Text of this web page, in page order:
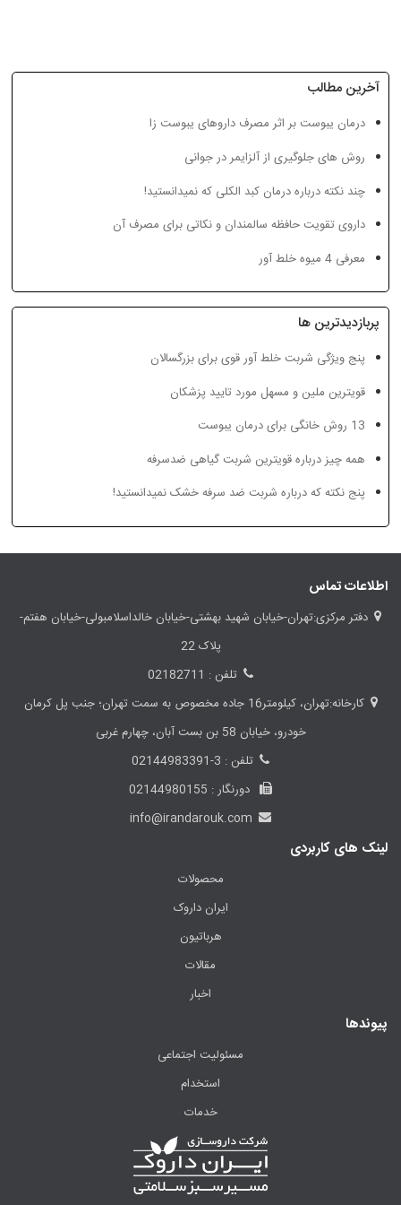
باعث چاقی می‌شوند
تهوع بارداری را با خوردن
زنجبیل مهار کنید.
آخرین مطالب
درمان یبوست بر اثر مصرف داروهای یبوست زا
روش های جلوگیری از آلزایمر در جوانی
چند نکته درباره درمان کبد الکلی که نمیدانستید!
داروی تقویت حافظه سالمندان و نکاتی برای مصرف آن
معرفی 4 میوه خلط آور
پربازدیدترین ها
پنج ویژگی شربت خلط آور قوی برای بزرگسالان
قویترین ملین و مسهل مورد تایید پزشکان
13 روش خانگی برای درمان یبوست
همه چیز درباره قویترین شربت گیاهی ضدسرفه
پنج نکته که درباره شربت ضد سرفه خشک نمیدانستید!
اطلاعات تماس
دفتر مرکزی:تهران-خیابان شهید بهشتی-خیابان خالداسلامبولی-خیابان هفتم-
پلاک 22
تلفن : 02182711
کارخانه:تهران، کیلومتر16 جاده مخصوص به سمت تهران؛ جنب پل کرمان
خودرو، خیابان 58 بن بست آبان، چهارم غربی
تلفن : 3-02144983391
دورنگار : 02144980155
info@irandarouk.com
لینک های کاربردی
محصولات
ایران داروک
هرباتیون
مقالات
اخبار
پیوندها
مسئولیت اجتماعی
استخدام
خدمات